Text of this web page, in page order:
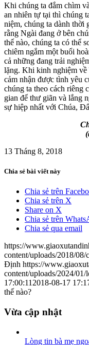
Khi chúng ta đắm chìm
an nhiên tự tại thì chúng
niệm, chúng ta dành thời
rằng Ngài đang ở bên
thế nào, chúng ta có thể
chiêm ngắm một buổi
cả những đang trải
lặng. Khi kinh nghiệm về
cảm nhận được tình yêu
chúng ta theo cách riêng
gian để thư giãn và lắng
sự hiệp nhất với Chúa,
13 Tháng 8, 2018
Chia sẻ bài viết này
Chia sẻ trên
Chia sẻ trên X
Share on X
Chia sẻ trên
Chia sẻ qua email
https://
content/uploads/2018/08/
Định https://
content/uploads/2024/
17:00:11 2018-08-17
thế nào?
Vừa cập nhật
Lòng tin bà mẹ